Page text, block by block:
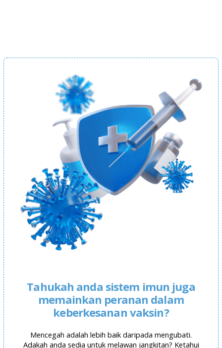
Tahukah anda sistem imun juga
memainkan peranan dalam
keberkesanan vaksin?
Mencegah adalah lebih baik daripada mengubati.
Adakah anda sedia untuk melawan jangkitan? Ketahui